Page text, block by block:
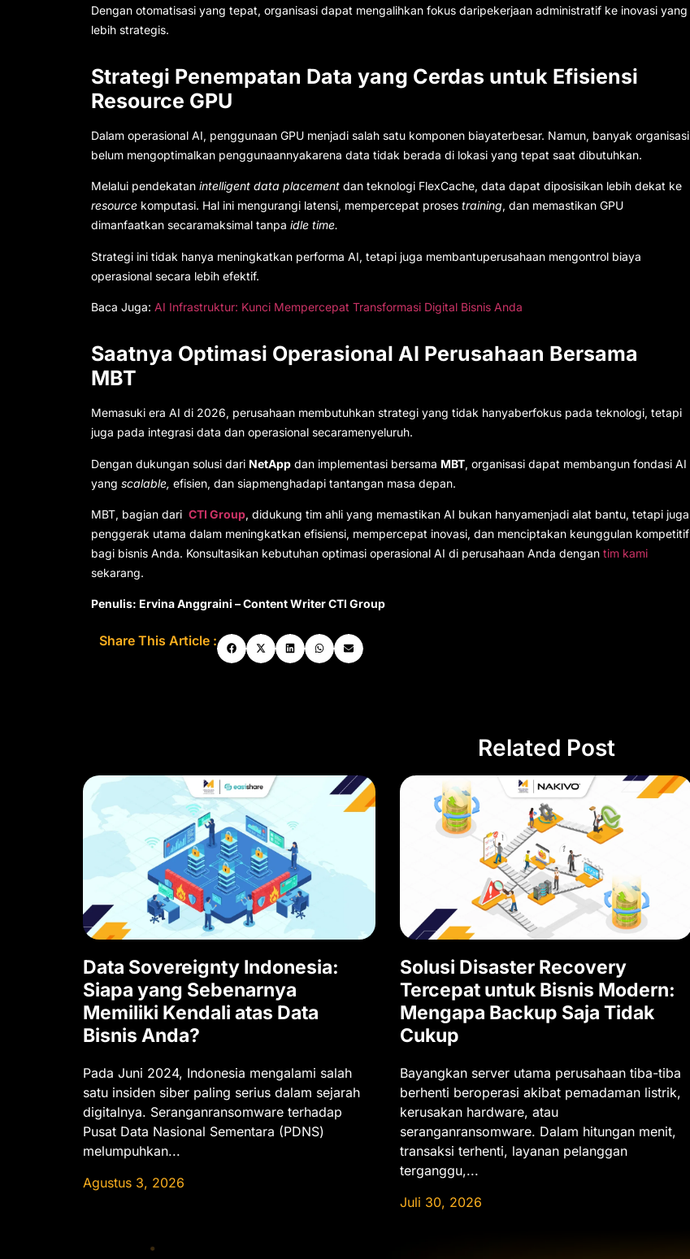
Dengan otomatisasi yang tepat, organisasi dapat mengalihkan fokus daripekerjaan administratif ke inovasi yang
lebih strategis.
Strategi Penempatan Data yang Cerdas untuk Efisiensi
Resource GPU
Dalam operasional AI, penggunaan GPU menjadi salah satu komponen biayaterbesar. Namun, banyak organisasi
belum mengoptimalkan penggunaannyakarena data tidak berada di lokasi yang tepat saat dibutuhkan.
Melalui pendekatan intelligent data placement dan teknologi FlexCache, data dapat diposisikan lebih dekat ke
resource komputasi. Hal ini mengurangi latensi, mempercepat proses training, dan memastikan GPU
dimanfaatkan secaramaksimal tanpa idle time.
Strategi ini tidak hanya meningkatkan performa AI, tetapi juga membantuperusahaan mengontrol biaya
operasional secara lebih efektif.
Baca Juga: AI Infrastruktur: Kunci Mempercepat Transformasi Digital Bisnis Anda
Saatnya Optimasi Operasional AI Perusahaan Bersama
MBT
Memasuki era AI di 2026, perusahaan membutuhkan strategi yang tidak hanyaberfokus pada teknologi, tetapi
juga pada integrasi data dan operasional secaramenyeluruh.
Dengan dukungan solusi dari NetApp dan implementasi bersama MBT, organisasi dapat membangun fondasi AI
yang scalable, efisien, dan siapmenghadapi tantangan masa depan.
MBT, bagian dari CTI Group, didukung tim ahli yang memastikan AI bukan hanyamenjadi alat bantu, tetapi juga
penggerak utama dalam meningkatkan efisiensi, mempercepat inovasi, dan menciptakan keunggulan kompetitif
bagi bisnis Anda. Konsultasikan kebutuhan optimasi operasional AI di perusahaan Anda dengan tim kami
sekarang.
Penulis: Ervina Anggraini – Content Writer CTI Group
Share This Article :
Related Post
Data Sovereignty Indonesia:
Siapa yang Sebenarnya
Memiliki Kendali atas Data
Bisnis Anda?
Pada Juni 2024, Indonesia mengalami salah
satu insiden siber paling serius dalam sejarah
digitalnya. Seranganransomware terhadap
Pusat Data Nasional Sementara (PDNS)
melumpuhkan...
Agustus 3, 2026
Solusi Disaster Recovery
Tercepat untuk Bisnis Modern:
Mengapa Backup Saja Tidak
Cukup
Bayangkan server utama perusahaan tiba-tiba
berhenti beroperasi akibat pemadaman listrik,
kerusakan hardware, atau
seranganransomware. Dalam hitungan menit,
transaksi terhenti, layanan pelanggan
terganggu,...
Juli 30, 2026